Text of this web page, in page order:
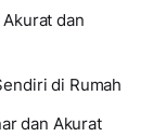
dan
di Rumah
dan Akurat